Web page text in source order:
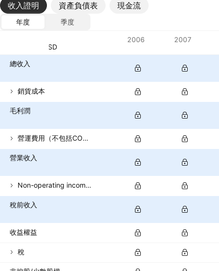
收入證明 資產負債表 現金流
年度
季度
貨幣：USD
2006 2007
總收入
銷貨成本
毛利潤
營運費用（不包括COGS）
營業收入
Non-operating income (total)
稅前收入
收益權益
稅